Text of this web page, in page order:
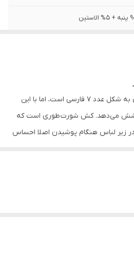
این مدل شورت دارای ساختاری به شکل عدد ۷ فارسی است، اما با این
پوشش می‌دهد. کش شورت طوری است که
در زیر لباس هنگام پوشیدن اصلا احساس
پوشاک، لباس، هودی، پافر، کاپشن، لباس